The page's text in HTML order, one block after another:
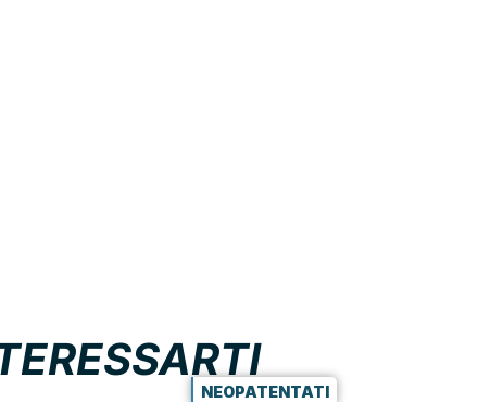
NEOPATENTATI